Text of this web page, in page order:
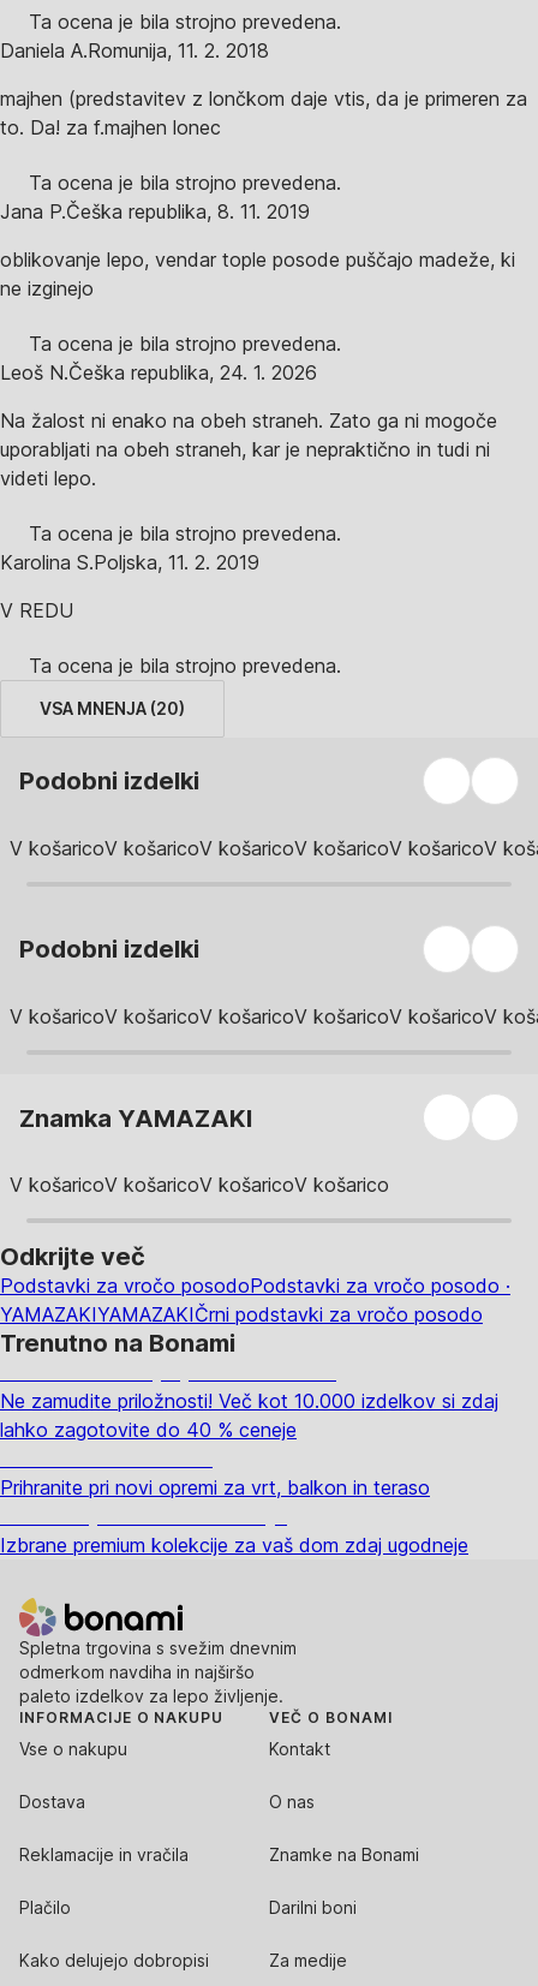
Ta ocena je bila strojno prevedena.
Daniela A.Romunija, 11. 2. 2018
majhen (predstavitev z lončkom daje vtis, da je primeren za
to. Da! za f.majhen lonec
Ta ocena je bila strojno prevedena.
Jana P.Češka republika, 8. 11. 2019
oblikovanje lepo, vendar tople posode puščajo madeže, ki
ne izginejo
Ta ocena je bila strojno prevedena.
Leoš N.Češka republika, 24. 1. 2026
Na žalost ni enako na obeh straneh. Zato ga ni mogoče
uporabljati na obeh straneh, kar je nepraktično in tudi ni
videti lepo.
Ta ocena je bila strojno prevedena.
Karolina S.Poljska, 11. 2. 2019
V REDU
Ta ocena je bila strojno prevedena.
VSA MNENJA (20)
Podobni izdelki
V košaricoV košaricoV košaricoV košaricoV košaricoV
Podobni izdelki
V košaricoV košaricoV košaricoV košaricoV košaricoV
Znamka YAMAZAKI
V košaricoV košaricoV košaricoV košarico
Odkrijte več
Podstavki za vročo posodoPodstavki za vročo posodo ·
YAMAZAKIYAMAZAKIČrni podstavki za vročo posodo
Trenutno na Bonami
Ne zamudite priložnosti! Več kot 10.000 izdelkov si zdaj
lahko zagotovite do 40 % ceneje
Prihranite pri novi opremi za vrt, balkon in teraso
Izbrane premium kolekcije za vaš dom zdaj ugodneje
Spletna trgovina s svežim dnevnim
odmerkom navdiha in najširšo
paleto izdelkov za lepo življenje.
INFORMACIJE O NAKUPU
Vse o nakupu
Dostava
Reklamacije in vračila
Plačilo
Kako delujejo dobropisi
VEČ O BONAMI
Kontakt
O nas
Znamke na Bonami
Darilni boni
Za medije